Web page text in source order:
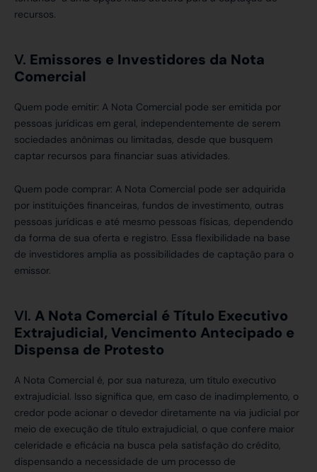
recursos.
V. Emissores e Investidores da Nota
Comercial
Quem pode emitir: A Nota Comercial pode ser emitida por
pessoas jurídicas em geral, independentemente de serem
sociedades anônimas ou limitadas, desde que busquem
captar recursos para financiar suas atividades.
Quem pode comprar: A Nota Comercial pode ser adquirida
por instituições financeiras, fundos de investimento, outras
pessoas jurídicas e até mesmo pessoas físicas, dependendo
da forma de sua oferta e registro. Essa flexibilidade na base
de investidores amplia as possibilidades de captação para o
emissor.
VI. A Nota Comercial é Título Executivo
Extrajudicial, Vencimento Antecipado e
Dispensa de Protesto
A Nota Comercial é, por sua natureza, um título executivo
extrajudicial. Isso significa que, em caso de inadimplemento, o
credor pode acionar o devedor diretamente na via judicial por
meio de execução de título extrajudicial, o que confere maior
celeridade e eficácia na busca pela satisfação do crédito,
dispensando a necessidade de um processo de